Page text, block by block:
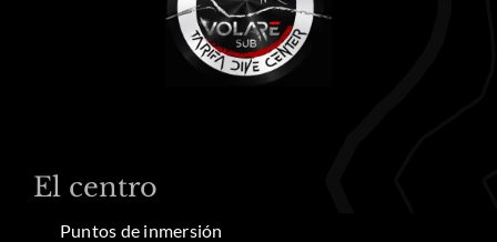
El centro
Puntos de inmersión